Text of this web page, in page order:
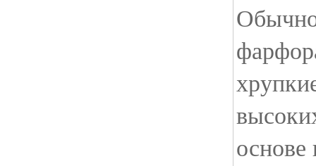
основе